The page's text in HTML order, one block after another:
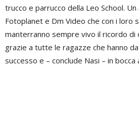
trucco e parrucco della Leo School.
Fotoplanet e Dm Video che con i loro
manterranno sempre vivo il ricordo di
grazie a tutte le ragazze che hanno
successo e – conclude Nasi – in